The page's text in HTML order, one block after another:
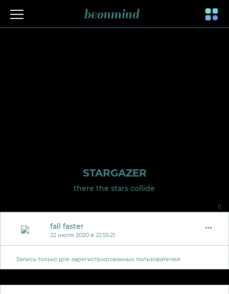
Toggle
beonmind
STARGAZER
there the stars collide
fall faster
22 июля 2020 в 22:55:21
Запись только для зарегистрированных пользователей